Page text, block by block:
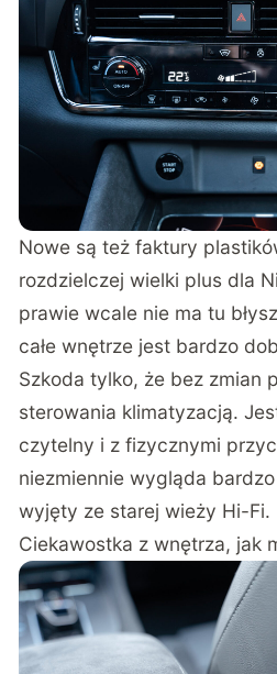
Nowe są też faktury
rozdzielczej wielki plus dla
prawie wcale nie ma tu
całe wnętrze jest bardzo
Szkoda tylko, że bez zmian
sterowania klimatyzacją.
czytelny i z fizycznymi
niezmiennie wygląda
wyjęty ze starej wieży Hi-Fi.
Ciekawostka z wnętrza, jak